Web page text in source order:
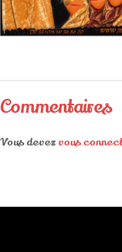
Commentaires
Vous devez vous